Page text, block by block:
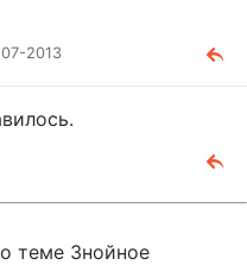
2013
теме Знойное